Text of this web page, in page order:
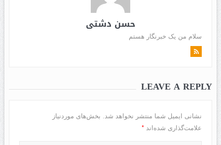
حسن دشتی
سلام من یک خبرنگار هستم
LEAVE A REPLY
نشانی ایمیل شما منتشر نخواهد شد.
بخش‌های موردنیاز
علامت‌گذاری شده‌اند *